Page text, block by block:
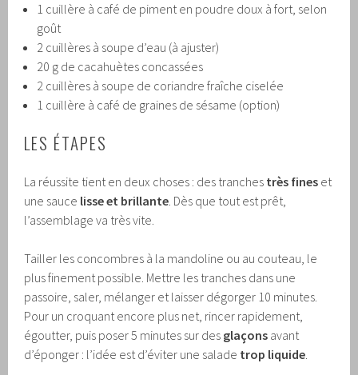
1 cuillère à café de piment en poudre doux à fort, selon
goût
2 cuillères à soupe d’eau (à ajuster)
20 g de cacahuètes concassées
2 cuillères à soupe de coriandre fraîche ciselée
1 cuillère à café de graines de sésame (option)
LES ÉTAPES
La réussite tient en deux choses : des tranches très fines et
une sauce lisse et brillante. Dès que tout est prêt,
l’assemblage va très vite.
Tailler les concombres à la mandoline ou au couteau, le
plus finement possible. Mettre les tranches dans une
passoire, saler, mélanger et laisser dégorger 10 minutes.
Pour un croquant encore plus net, rincer rapidement,
égoutter, puis poser 5 minutes sur des glaçons avant
d’éponger : l’idée est d’éviter une salade trop liquide.